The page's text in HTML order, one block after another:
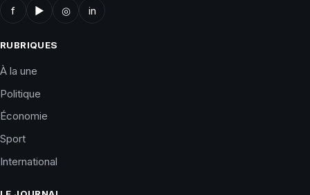
f ▶ ◎ in
RUBRIQUES
À la une
Politique
Économie
Sport
International